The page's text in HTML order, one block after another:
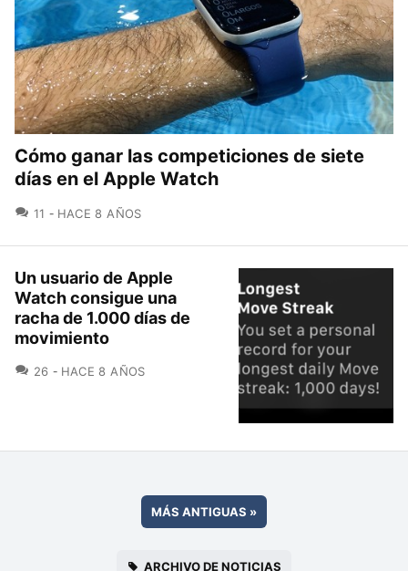
Cómo ganar las competiciones de siete
días en el Apple Watch
11 COMENTARIOS
HACE 8 AÑOS
Un usuario de Apple
Watch consigue una
racha de 1.000 días de
movimiento
26 COMENTARIOS
HACE 8 AÑOS
MÁS ANTIGUAS »
ARCHIVO DE NOTICIAS